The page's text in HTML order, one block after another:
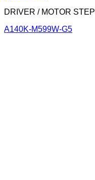
DRIVER / MOTOR STEP
A140K-M599W-G5